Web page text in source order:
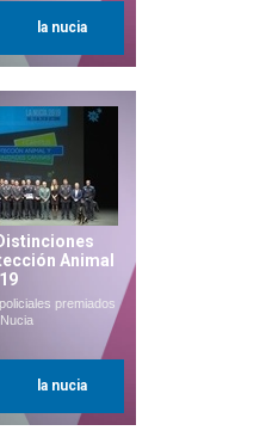
la nucia
Animal
premiados
la nucia